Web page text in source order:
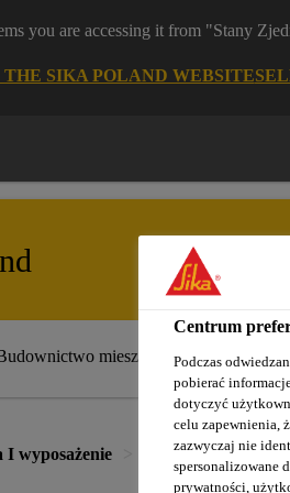
you are accessing it from "Stany
THE SIKA POLAND WEBSITE
mieszkaniowe Nasze
I wyposażenie Urządzenia
Centrum
Podczas
pobierać
dotyczyć
celu zapewnienia,
zazwyczaj nie
spersonalizowane
prywatności,